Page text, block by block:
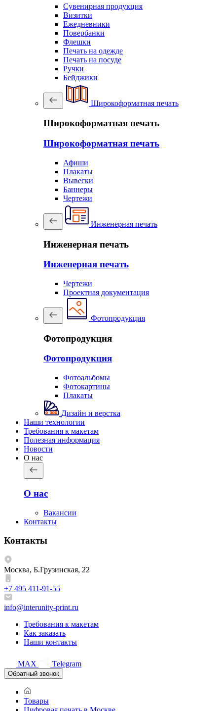
Сувенирная продукция
Визитки
Ежедневники
Повербанки
Флешки
Печать на одежде
Печать на посуде
Ручки
Бейджики
Широкоформатная печать
Широкоформатная печать
Широкоформатная печать
Афиши
Плакаты
Вывески
Баннеры
Чертежи
Инженерная печать
Инженерная печать
Инженерная печать
Чертежи
Проектная документация
Фотопродукция
Фотопродукция
Фотопродукция
Фотоальбомы
Фотокартины
Плакаты
Дизайн и верстка
Наши технологии
Требования к макетам
Полезная информация
Новости
О нас
О нас
Вакансии
Контакты
Контакты
Москва, Б.Грузинская, 22
+7 495 411-91-55
info@interunity-print.ru
Требования к макетам
Как заказать
Наши контакты
MAX Telegram
Обратный звонок
Товары